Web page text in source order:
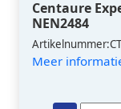
Centaure
NEN2484
Meer